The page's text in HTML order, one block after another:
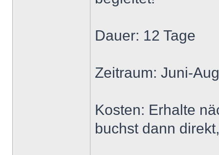
Dauer: 12 Tage
Zeitraum: Juni-
Kosten: Erhalte
buchst dann